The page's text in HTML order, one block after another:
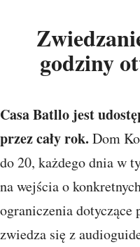
godziny
Casa Batllo jest
przez cały rok. Dom
do 20, każdego dnia w
na wejścia o
ograniczenia dotyczące
zwiedza się z